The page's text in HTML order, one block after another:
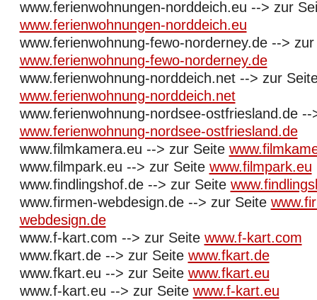
www.ferienwohnungen-norddeich.eu --> zur
www.ferienwohnungen-norddeich.eu
www.ferienwohnung-fewo-norderney.de -->
www.ferienwohnung-fewo-norderney.de
www.ferienwohnung-norddeich.net --> zur
www.ferienwohnung-norddeich.net
www.ferienwohnung-nordsee-ostfriesland.de --
www.ferienwohnung-nordsee-ostfriesland.de
www.filmkamera.eu --> zur Seite
www.filmpark.eu --> zur Seite www.filmpark.eu
www.findlingshof.de --> zur Seite
www.firmen-webdesign.de --> zur Seite
webdesign.de
www.f-kart.com --> zur Seite www.f-kart.com
www.fkart.de --> zur Seite www.fkart.de
www.fkart.eu --> zur Seite www.fkart.eu
www.f-kart.eu --> zur Seite www.f-kart.eu